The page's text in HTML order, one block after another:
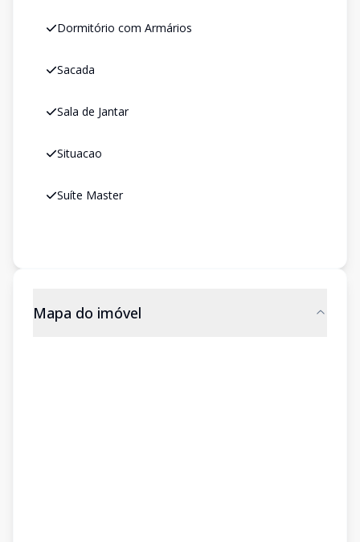
Dormitório com Armários
Sacada
Sala de Jantar
Situacao
Suíte Master
Mapa do imóvel